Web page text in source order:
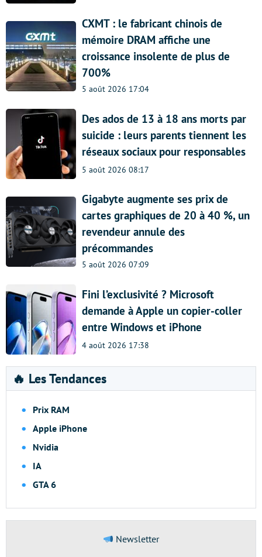
CXMT : le fabricant chinois de
mémoire DRAM affiche une
croissance insolente de plus de
700%
5 août 2026 17:04
Des ados de 13 à 18 ans morts par
suicide : leurs parents tiennent les
réseaux sociaux pour responsables
5 août 2026 08:17
Gigabyte augmente ses prix de
cartes graphiques de 20 à 40 %, un
revendeur annule des
précommandes
5 août 2026 07:09
Fini l’exclusivité ? Microsoft
demande à Apple un copier-coller
entre Windows et iPhone
4 août 2026 17:38
🔥 Les Tendances
Prix RAM
Apple iPhone
Nvidia
IA
GTA 6
Newsletter